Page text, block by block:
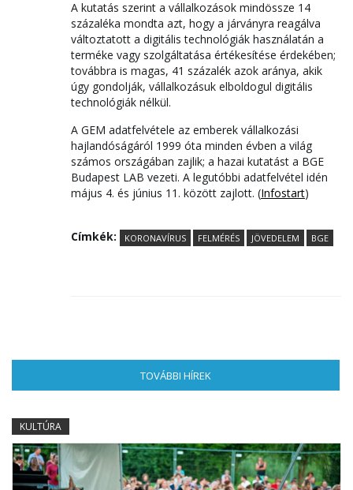
A kutatás szerint a vállalkozások mindössze 14
százaléka mondta azt, hogy a járványra reagálva
változtatott a digitális technológiák használatán a
terméke vagy szolgáltatása értékesítése érdekében;
továbbra is magas, 41 százalék azok aránya, akik
úgy gondolják, vállalkozásuk elboldogul digitális
technológiák nélkül.
A GEM adatfelvétele az emberek vállalkozási
hajlandóságáról 1999 óta minden évben a világ
számos országában zajlik; a hazai kutatást a BGE
Budapest LAB vezeti. A legutóbbi adatfelvétel idén
május 4. és június 11. között zajlott. (Infostart)
Címkék: KORONAVÍRUS FELMÉRÉS JÖVEDELEM BGE
TOVÁBBI HÍREK
KULTÚRA